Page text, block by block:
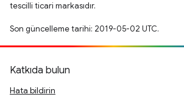
tescilli ticari markasıdır.
Son güncelleme tarihi: 2019-05-02 UTC.
Katkıda bulun
Hata bildirin